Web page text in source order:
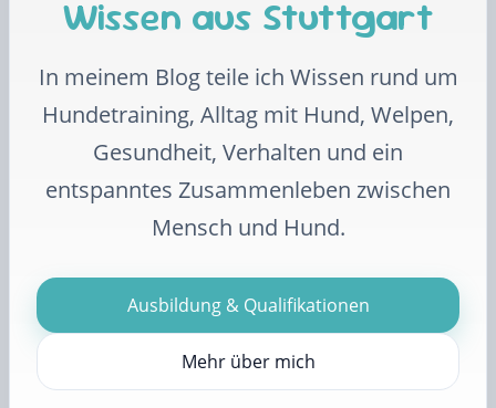
Wissen aus Stuttgart
In meinem Blog teile ich Wissen rund um
Hundetraining, Alltag mit Hund, Welpen,
Gesundheit, Verhalten und ein
entspanntes Zusammenleben zwischen
Mensch und Hund.
Ausbildung & Qualifikationen
Mehr über mich